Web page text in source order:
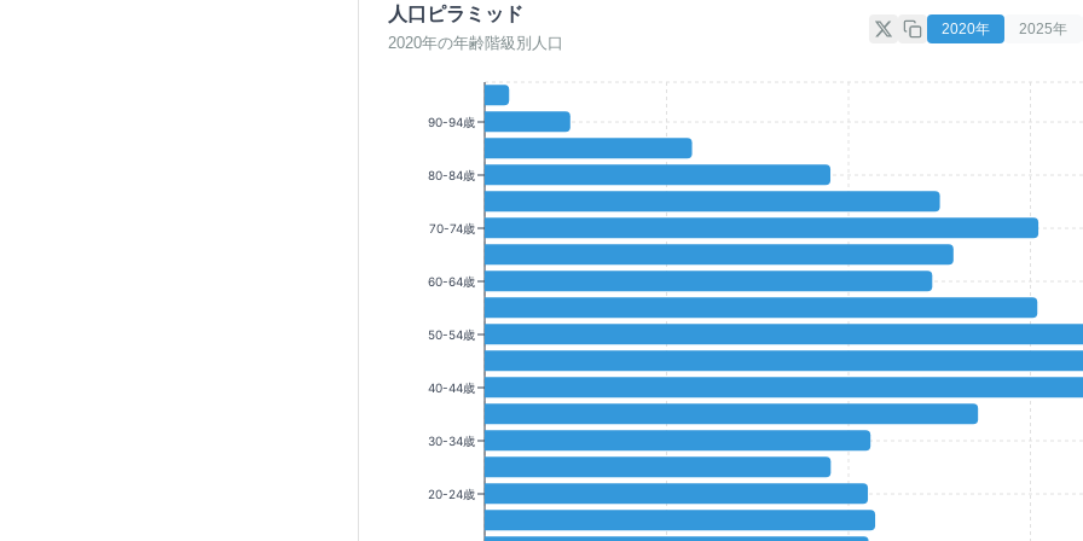
人口ピラミッド
2020年の年齢階級別人口
2020年 2025年
90-94歳
80-84歳
70-74歳
60-64歳
50-54歳
40-44歳
30-34歳
20-24歳